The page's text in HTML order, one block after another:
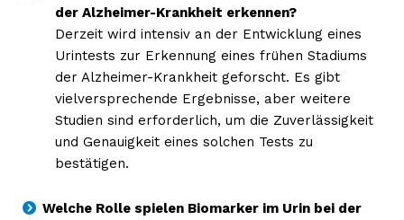
der Alzheimer-Krankheit erkennen?
Derzeit wird intensiv an der Entwicklung eines
Urintests zur Erkennung eines frühen Stadiums
der Alzheimer-Krankheit geforscht. Es gibt
vielversprechende Ergebnisse, aber weitere
Studien sind erforderlich, um die Zuverlässigkeit
und Genauigkeit eines solchen Tests zu
bestätigen.
Welche Rolle spielen Biomarker im Urin bei der